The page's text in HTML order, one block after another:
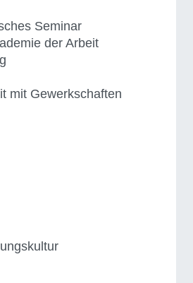
Seminar
der Arbeit
mit Gewerkschaften